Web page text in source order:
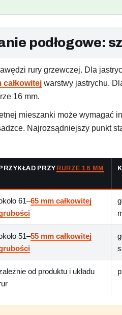
podłogowe:
rury grzewczej. Dla
całkowitej warstwy jastrychu.
16 mm.
mieszanki może wymagać
Najrozsądniejszy punkt
PRZY RURZE 16 MM
61–65 mm całkowitej
51–55 mm całkowitej
od produktu i układu